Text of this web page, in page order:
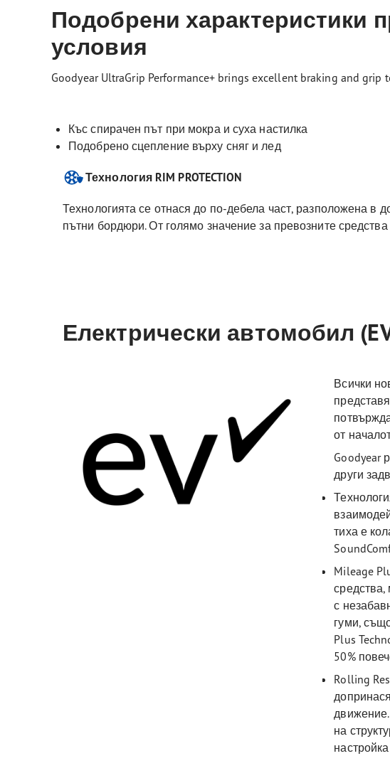
Подобрени характеристики
условия
Goodyear UltraGrip Performance+ brings excellent braking and
Къс спирачен път при мокра и суха настилка
Подобрено сцепление върху сняг и лед
Технология RIM PROTECTION
Технологията се отнася до по-дебела част, разположена в
пътни бордюри. От голямо значение за превозните
Електрически автомобил (EV
Всички
от
Goodyear
други
тиха е
Mileage
с
гуми,
Plus
50%
Rolling
на